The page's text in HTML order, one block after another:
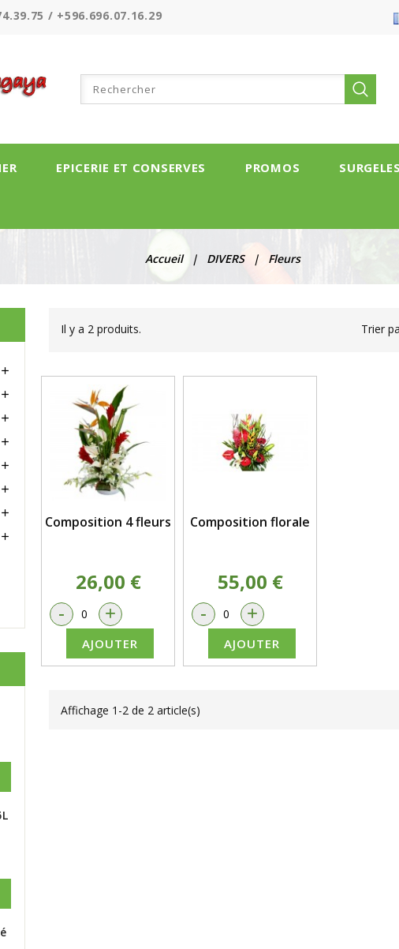
/ +596.696.07.16.29
EPICERIE ET CONSERVES PROMOS SURGELES
Accueil DIVERS Fleurs








Il y a 2 produits. Trier
Composition 4 fleurs
26,00 €
- +
AJOUTER
Composition florale
55,00 €
- +
AJOUTER
Affichage 1-2 de 2 article(s)